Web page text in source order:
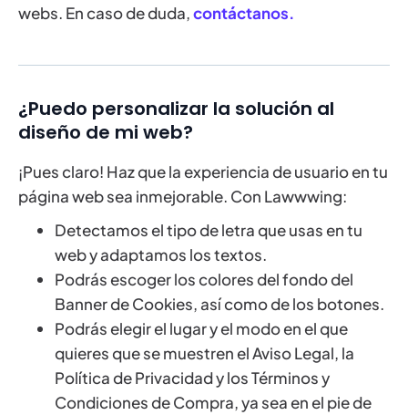
webs. En caso de duda,contáctanos.
¿Puedo personalizar la solución al
diseño de mi web?
¡Pues claro! Haz que la experiencia de usuario en tu
página web sea inmejorable. Con Lawwwing:
Detectamos el tipo de letra que usas en tu
web y adaptamos los textos.
Podrás escoger los colores del fondo del
Banner de Cookies, así como de los botones.
Podrás elegir el lugar y el modo en el que
quieres que se muestren el Aviso Legal, la
Política de Privacidad y los Términos y
Condiciones de Compra, ya sea en el pie de